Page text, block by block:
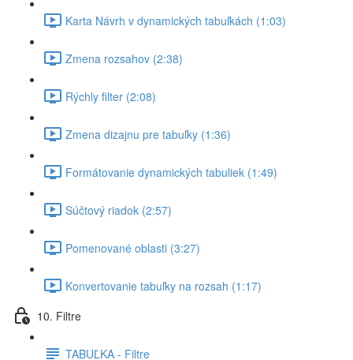
Karta Návrh v dynamických tabuľkách (1:03)
Zmena rozsahov (2:38)
Rýchly filter (2:08)
Zmena dizajnu pre tabuľky (1:36)
Formátovanie dynamických tabuliek (1:49)
Súčtový riadok (2:57)
Pomenované oblasti (3:27)
Konvertovanie tabuľky na rozsah (1:17)
10. Filtre
TABUĽKA - Filtre